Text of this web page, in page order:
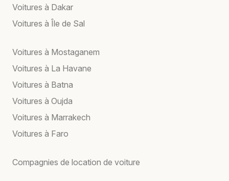
Voitures à Dakar
Voitures à Île de Sal
Voitures à Mostaganem
Voitures à La Havane
Voitures à Batna
Voitures à Oujda
Voitures à Marrakech
Voitures à Faro
Compagnies de location de voiture